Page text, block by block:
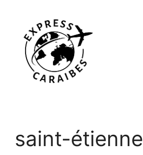
contenu
saint-étienne